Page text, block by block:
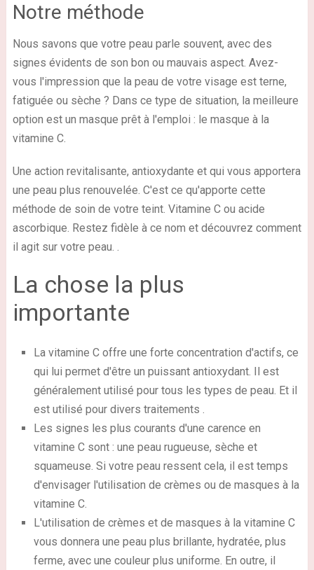
Notre méthode
Nous savons que votre peau parle souvent, avec des
signes évidents de son bon ou mauvais aspect. Avez-
vous l'impression que la peau de votre visage est terne,
fatiguée ou sèche ? Dans ce type de situation, la meilleure
option est un masque prêt à l'emploi : le masque à la
vitamine C.
Une action revitalisante, antioxydante et qui vous apportera
une peau plus renouvelée. C'est ce qu'apporte cette
méthode de soin de votre teint. Vitamine C ou acide
ascorbique. Restez fidèle à ce nom et découvrez comment
il agit sur votre peau. .
La chose la plus
importante
La vitamine C offre une forte concentration d'actifs, ce
qui lui permet d'être un puissant antioxydant. Il est
généralement utilisé pour tous les types de peau. Et il
est utilisé pour divers traitements .
Les signes les plus courants d'une carence en
vitamine C sont : une peau rugueuse, sèche et
squameuse. Si votre peau ressent cela, il est temps
d'envisager l'utilisation de crèmes ou de masques à la
vitamine C.
L'utilisation de crèmes et de masques à la vitamine C
vous donnera une peau plus brillante, hydratée, plus
ferme, avec une couleur plus uniforme. En outre, il